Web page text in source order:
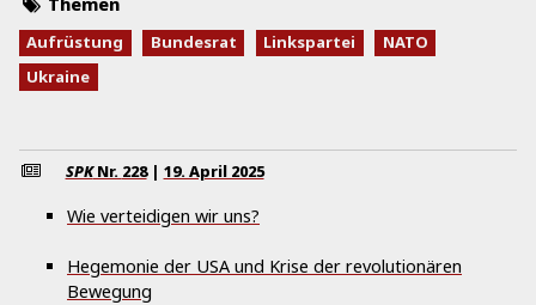
Aufrüstung Bundesrat Linkspartei
NATO
Ukraine
SPKNr. 228 | 19. April 2025
Wie verteidigen wir uns?
Hegemonie der USA und Krise der revolutionären
Bewegung